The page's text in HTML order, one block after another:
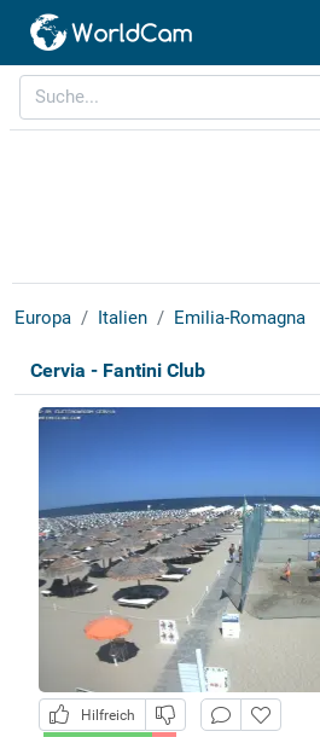
Europa Italien Emilia-Romagna
Cervia - Fantini Club
Hilfreich